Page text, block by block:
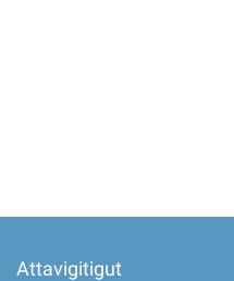
Attavigitigut